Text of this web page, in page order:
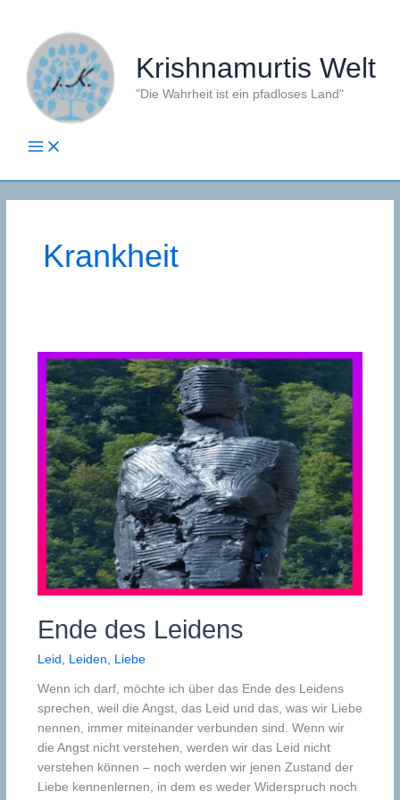
springen
Krishnamurtis Welt
"Die Wahrheit ist ein pfadloses Land"
Krankheit
Ende des Leidens
Leid Leiden Liebe
Wenn ich darf, möchte ich über das Ende des Leidens
sprechen, weil die Angst, das Leid und das, was wir Liebe
nennen, immer miteinander verbunden sind. Wenn wir
die Angst nicht verstehen, werden wir das Leid nicht
verstehen können – noch werden wir jenen Zustand der
Liebe kennenlernen, in dem es weder Widerspruch noch